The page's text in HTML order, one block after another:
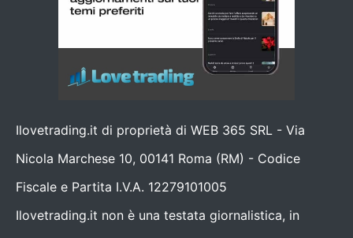
Ilovetrading.it di proprietà di WEB 365 SRL - Via
Nicola Marchese 10, 00141 Roma (RM) - Codice
Fiscale e Partita I.V.A. 12279101005
Ilovetrading.it non è una testata giornalistica, in